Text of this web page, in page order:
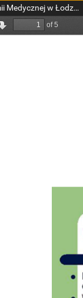
Biblioteka Główna Akademii Medycznej w Łodzi - ze wspomnień emerytki